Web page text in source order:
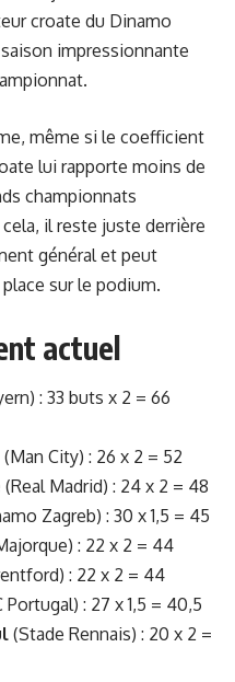
croate du Dinamo
impressionnante
même si le coefficient
lui rapporte moins de
championnats
il reste juste derrière
général et peut
sur le podium.
actuel
: 33 buts x 2 = 66
(Man City) : 26 x 2 = 52
(Real Madrid) : 24 x 2 = 48
Zagreb) : 30 x 1,5 = 45
: 22 x 2 = 44
: 22 x 2 = 44
Portugal) : 27 x 1,5 = 40,5
(Stade Rennais) : 20 x 2 =